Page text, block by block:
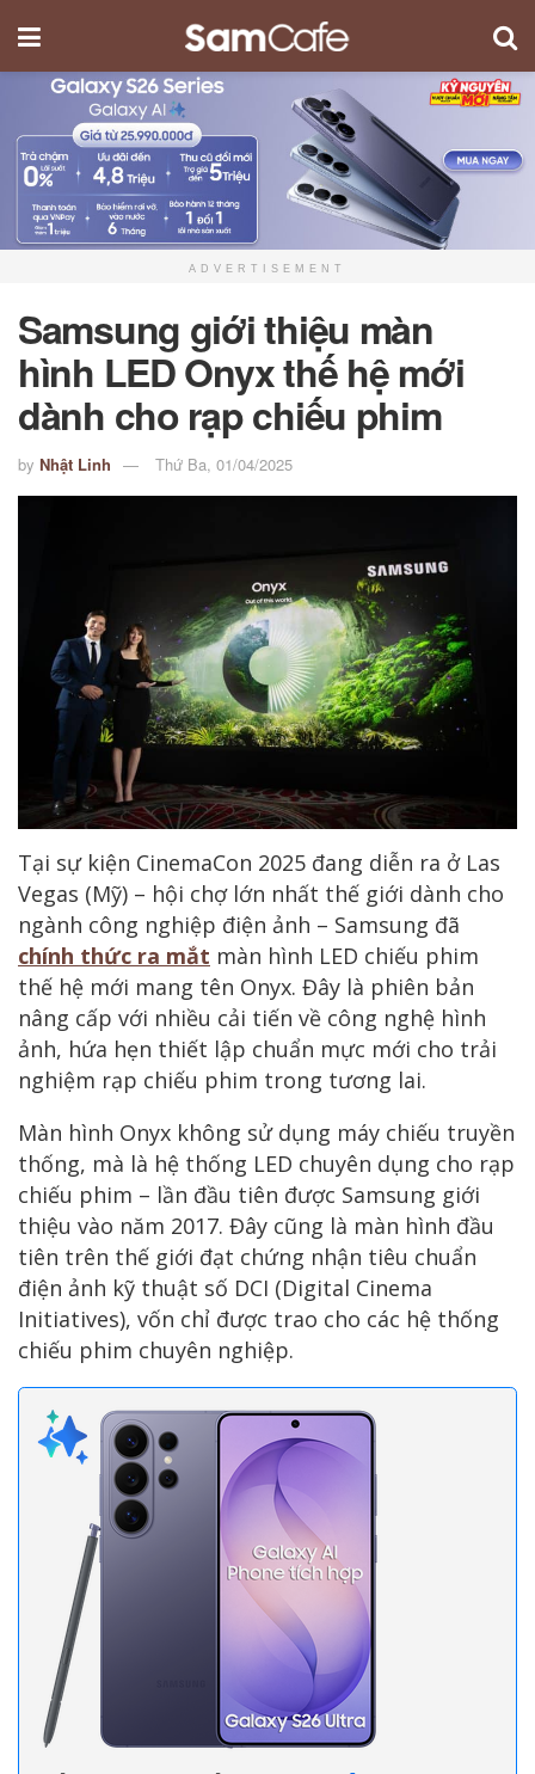
ADVERTISEMENT
Samsung giới thiệu màn
hình LED Onyx thế hệ mới
dành cho rạp chiếu phim
by Nhật Linh Thứ Ba, 01/04/2025
Tại sự kiện CinemaCon 2025 đang diễn ra ở Las
Vegas (Mỹ) – hội chợ lớn nhất thế giới dành cho
ngành công nghiệp điện ảnh – Samsung đã
chính thức ra mắt màn hình LED chiếu phim
thế hệ mới mang tên Onyx. Đây là phiên bản
nâng cấp với nhiều cải tiến về công nghệ hình
ảnh, hứa hẹn thiết lập chuẩn mực mới cho trải
nghiệm rạp chiếu phim trong tương lai.
Màn hình Onyx không sử dụng máy chiếu truyền
thống, mà là hệ thống LED chuyên dụng cho rạp
chiếu phim – lần đầu tiên được Samsung giới
thiệu vào năm 2017. Đây cũng là màn hình đầu
tiên trên thế giới đạt chứng nhận tiêu chuẩn
điện ảnh kỹ thuật số DCI (Digital Cinema
Initiatives), vốn chỉ được trao cho các hệ thống
chiếu phim chuyên nghiệp.